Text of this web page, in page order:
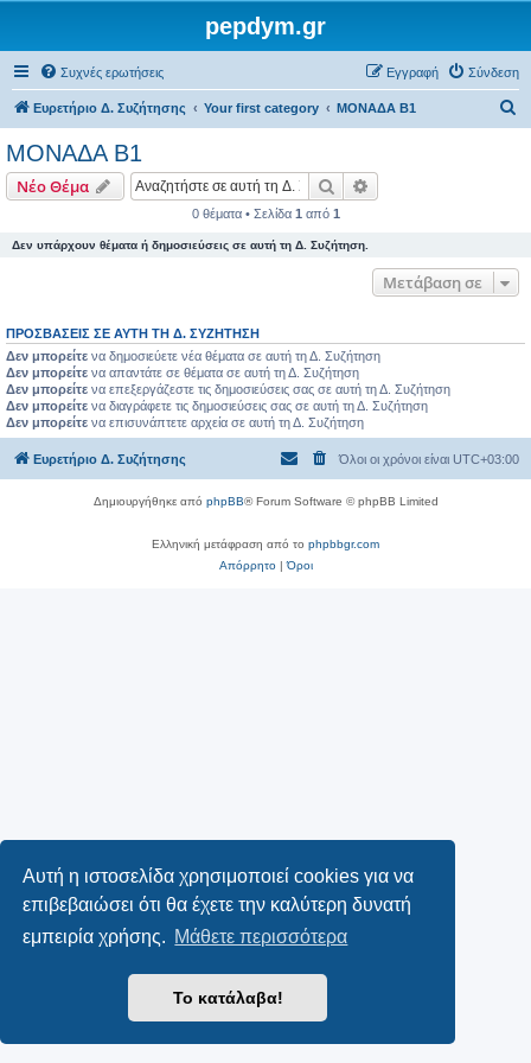
Αυτή η ιστοσελίδα χρησιμοποιεί cookies για να
επιβεβαιώσει ότι θα έχετε την καλύτερη δυνατή
εμπειρία χρήσης. Μάθετε περισσότερα
Το κατάλαβα!
pepdym.gr
Συχνές ερωτήσεις Σύνδεση
Εγγραφή
Ευρετήριο Δ. Συζήτησης Your first category ΜΟΝΑΔΑ Β1
ΜΟΝΑΔΑ Β1
Νέο Θέμα Αναζήτηση
0 θέματα • Σελίδα 1 από 1
Δεν υπάρχουν θέματα ή δημοσιεύσεις σε αυτή τη Δ. Συζήτηση.
Μετάβαση σε
ΠΡΟΣΒΆΣΕΙΣ ΣΕ ΑΥΤΉ ΤΗ Δ. ΣΥΖΉΤΗΣΗ
Δεν μπορείτε να δημοσιεύετε νέα θέματα σε αυτή τη Δ. Συζήτηση
Δεν μπορείτε να απαντάτε σε θέματα σε αυτή τη Δ. Συζήτηση
Δεν μπορείτε να επεξεργάζεστε τις δημοσιεύσεις σας σε αυτή τη Δ. Συζήτηση
Δεν μπορείτε να διαγράφετε τις δημοσιεύσεις σας σε αυτή τη Δ. Συζήτηση
Δεν μπορείτε να επισυνάπτετε αρχεία σε αυτή τη Δ. Συζήτηση
Ευρετήριο Δ. Συζήτησης Όλοι οι χρόνοι είναι UTC+03:00
Δημιουργήθηκε από phpBB® Forum Software © phpBB Limited
Ελληνική μετάφραση από το phpbbgr.com
Απόρρητο|Όροι